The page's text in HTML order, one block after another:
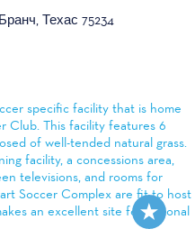
Техас 75234
specific facility that is home
Club. This facility features 6
of well-tended natural grass.
facility, a concessions area,
televisions, and rooms for
Soccer Complex are fit to host
an excellent site for regional